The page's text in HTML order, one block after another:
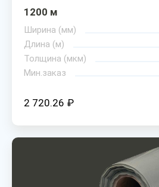
1200 м
Ширина (мм)
Длина (м)
Толщина (мкм)
Мин.заказ
2 720.26 ₽